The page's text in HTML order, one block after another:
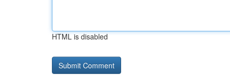
HTML is disabled